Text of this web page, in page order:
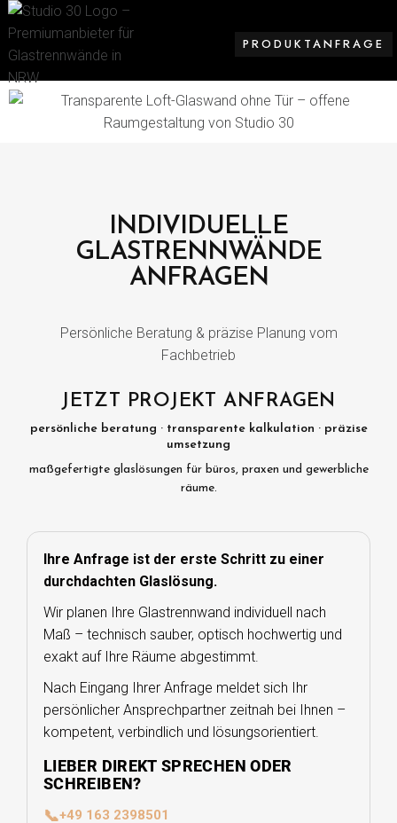
PRODUKTANFRAGE
INDIVIDUELLE
GLASTRENNWÄNDE
ANFRAGEN
Persönliche Beratung & präzise Planung vom
Fachbetrieb
JETZT PROJEKT ANFRAGEN
persönliche beratung · transparente kalkulation · präzise
umsetzung
maßgefertigte glaslösungen für büros, praxen und gewerbliche
räume.
Ihre Anfrage ist der erste Schritt zu einer
durchdachten Glaslösung.
Wir planen Ihre Glastrennwand individuell nach
Maß – technisch sauber, optisch hochwertig und
exakt auf Ihre Räume abgestimmt.
Nach Eingang Ihrer Anfrage meldet sich Ihr
persönlicher Ansprechpartner zeitnah bei Ihnen –
kompetent, verbindlich und lösungsorientiert.
LIEBER DIREKT SPRECHEN ODER
SCHREIBEN?
📞+49 163 2398501